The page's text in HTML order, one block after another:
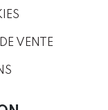
VENTE